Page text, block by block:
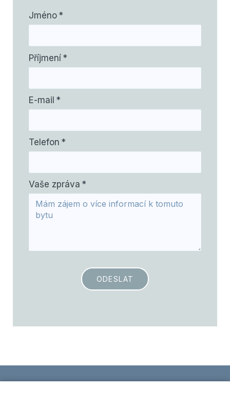
Jméno *
Příjmení *
E-mail *
Telefon *
Vaše zpráva *
ODESLAT